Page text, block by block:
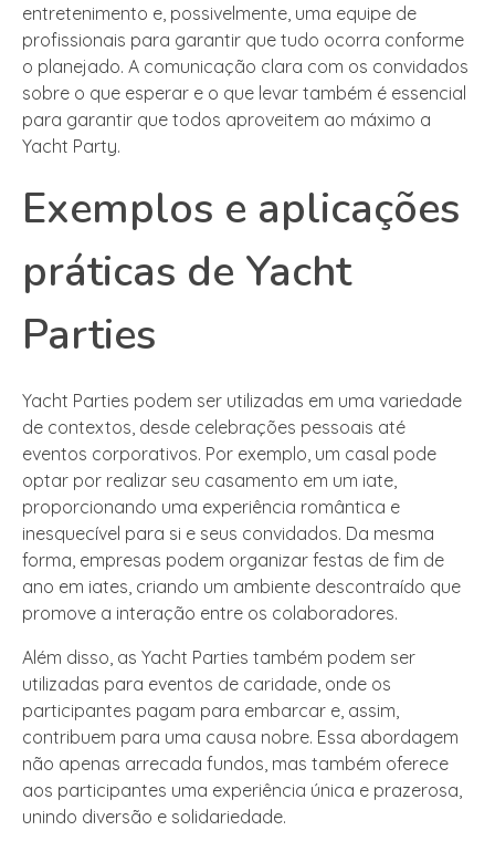
entretenimento e, possivelmente, uma equipe de
profissionais para garantir que tudo ocorra conforme
o planejado. A comunicação clara com os convidados
sobre o que esperar e o que levar também é essencial
para garantir que todos aproveitem ao máximo a
Yacht Party.
Exemplos e aplicações
práticas de Yacht
Parties
Yacht Parties podem ser utilizadas em uma variedade
de contextos, desde celebrações pessoais até
eventos corporativos. Por exemplo, um casal pode
optar por realizar seu casamento em um iate,
proporcionando uma experiência romântica e
inesquecível para si e seus convidados. Da mesma
forma, empresas podem organizar festas de fim de
ano em iates, criando um ambiente descontraído que
promove a interação entre os colaboradores.
Além disso, as Yacht Parties também podem ser
utilizadas para eventos de caridade, onde os
participantes pagam para embarcar e, assim,
contribuem para uma causa nobre. Essa abordagem
não apenas arrecada fundos, mas também oferece
aos participantes uma experiência única e prazerosa,
unindo diversão e solidariedade.